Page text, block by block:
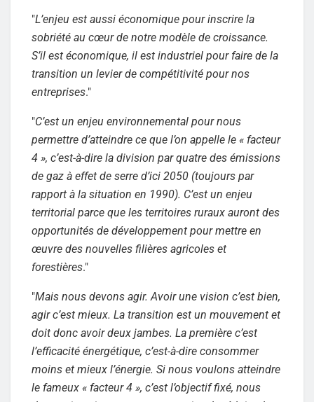
"L’enjeu est aussi économique pour inscrire la
sobriété au cœur de notre modèle de croissance.
S’il est économique, il est industriel pour faire de la
transition un levier de compétitivité pour nos
entreprises."
"C’est un enjeu environnemental pour nous
permettre d’atteindre ce que l’on appelle le « facteur
4 », c’est-à-dire la division par quatre des émissions
de gaz à effet de serre d’ici 2050 (toujours par
rapport à la situation en 1990). C’est un enjeu
territorial parce que les territoires ruraux auront des
opportunités de développement pour mettre en
œuvre des nouvelles filières agricoles et
forestières."
"Mais nous devons agir. Avoir une vision c’est bien,
agir c’est mieux. La transition est un mouvement et
doit donc avoir deux jambes. La première c’est
l’efficacité énergétique, c’est-à-dire consommer
moins et mieux l’énergie. Si nous voulons atteindre
le fameux « facteur 4 », c’est l’objectif fixé, nous